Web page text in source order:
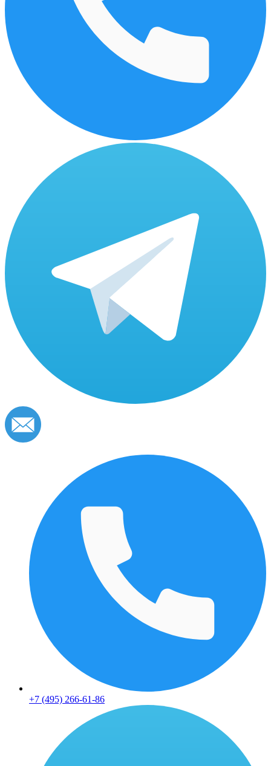
+7 (495) 266-61-86